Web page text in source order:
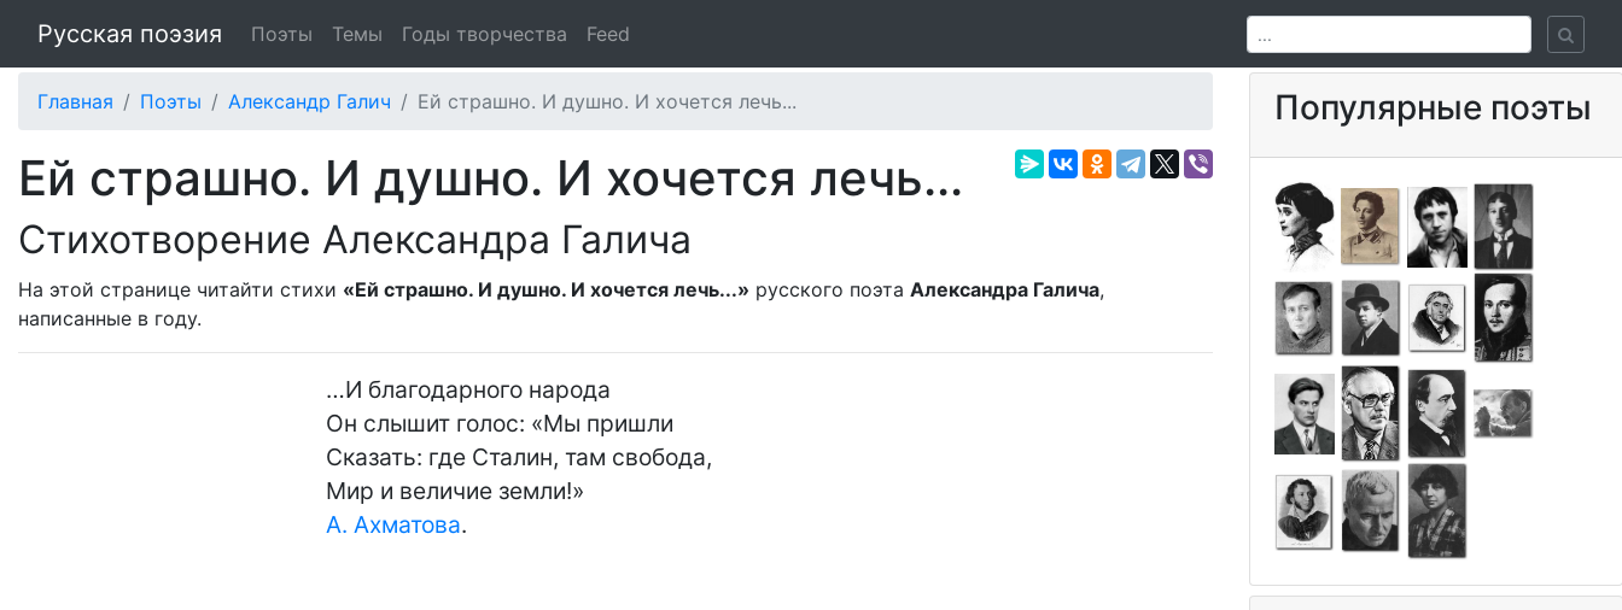
Русская поэзия Поэты Темы Годы творчества Feed
Главная Поэты Александр Галич Ей страшно. И душно. И хочется лечь...
Ей страшно. И душно. И хочется лечь...
Стихотворение Александра Галича
На этой странице читайти стихи «Ей страшно. И душно. И хочется лечь...» русского поэта Александра Галича,
написанные в году.
…И благодарного народа
Он слышит голос: «Мы пришли
Сказать: где Сталин, там свобода,
А. Ахматова.
Популярные поэты